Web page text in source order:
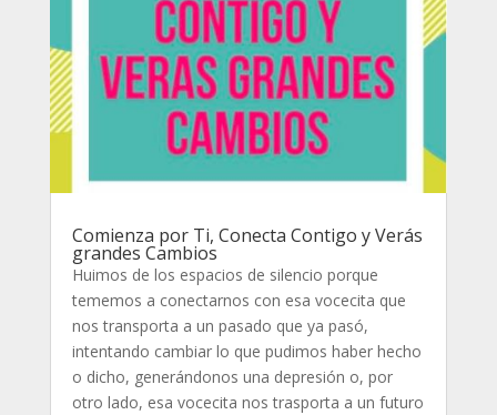
Comienza por Ti, Conecta Contigo y Verás
grandes Cambios
Huimos de los espacios de silencio porque
tememos a conectarnos con esa vocecita que
nos transporta a un pasado que ya pasó,
intentando cambiar lo que pudimos haber hecho
o dicho, generándonos una depresión o, por
otro lado, esa vocecita nos trasporta a un futuro